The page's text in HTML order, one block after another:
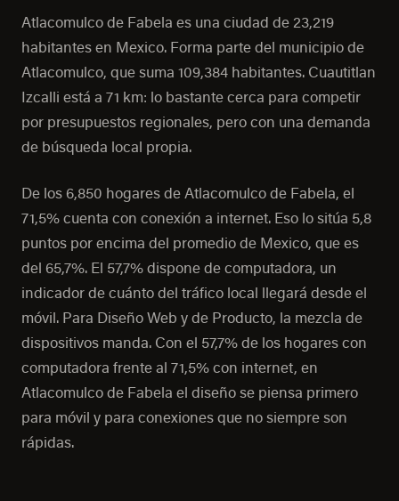
Atlacomulco de Fabela es una ciudad de 23,219
habitantes en Mexico. Forma parte del municipio de
Atlacomulco, que suma 109,384 habitantes. Cuautitlan
Izcalli está a 71 km: lo bastante cerca para competir
por presupuestos regionales, pero con una demanda
de búsqueda local propia.
De los 6,850 hogares de Atlacomulco de Fabela, el
71,5% cuenta con conexión a internet. Eso lo sitúa 5,8
puntos por encima del promedio de Mexico, que es
del 65,7%. El 57,7% dispone de computadora, un
indicador de cuánto del tráfico local llegará desde el
móvil. Para Diseño Web y de Producto, la mezcla de
dispositivos manda. Con el 57,7% de los hogares con
computadora frente al 71,5% con internet, en
Atlacomulco de Fabela el diseño se piensa primero
para móvil y para conexiones que no siempre son
rápidas.